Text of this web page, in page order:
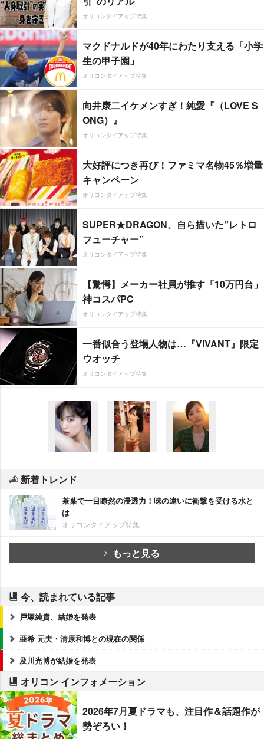
オリコンタイアップ特集
マクドナルドが40年にわたり支える「小学
生の甲子園」
オリコンタイアップ特集
向井康二イケメンすぎ！純愛『（LOVE S
ONG）』
オリコンタイアップ特集
大好評につき再び！ファミマ名物45％増量
キャンペーン
オリコンタイアップ特集
SUPER★DRAGON、自ら描いた”レトロ
フューチャー”
オリコンタイアップ特集
【驚愕】メーカー社員が推す「10万円台」
神コスパPC
オリコンタイアップ特集
一番似合う登場人物は…『VIVANT』限定
ウオッチ
オリコンタイアップ特集
新着トレンド
茶葉で一目瞭然の浸透力！味の違いに衝撃を受ける水と
は
オリコンタイアップ特集
もっと見る
今、読まれている記事
戸塚純貴、結婚を発表
亜希 元夫・清原和博との現在の関係
及川光博が結婚を発表
オリコン インフォメーション
2026年7月夏ドラマも、注目作＆話題作が
勢ぞろい！